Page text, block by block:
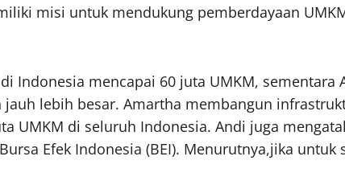
misi untuk mendukung pemberdayaan
Indonesia mencapai 60 juta UMKM, sementara
jauh lebih besar. Amartha membangun
UMKM di seluruh Indonesia. Andi juga
Efek Indonesia (BEI). Menurutnya,jika untuk